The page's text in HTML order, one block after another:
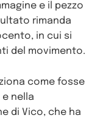
e il pezzo
rimanda
in cui si
del movimento.
come fosse
nella
di Vico, che ha